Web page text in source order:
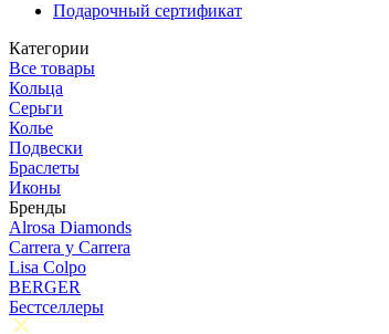
Подарочный сертификат
Категории
Все товары
Кольца
Серьги
Колье
Подвески
Браслеты
Иконы
Бренды
Alrosa Diamonds
Carrera y Carrera
Lisa Colpo
BERGER
Бестселлеры